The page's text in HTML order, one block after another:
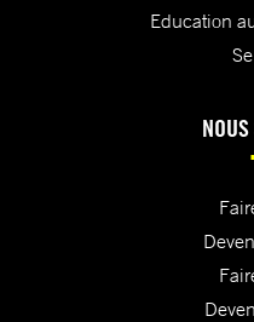
Education